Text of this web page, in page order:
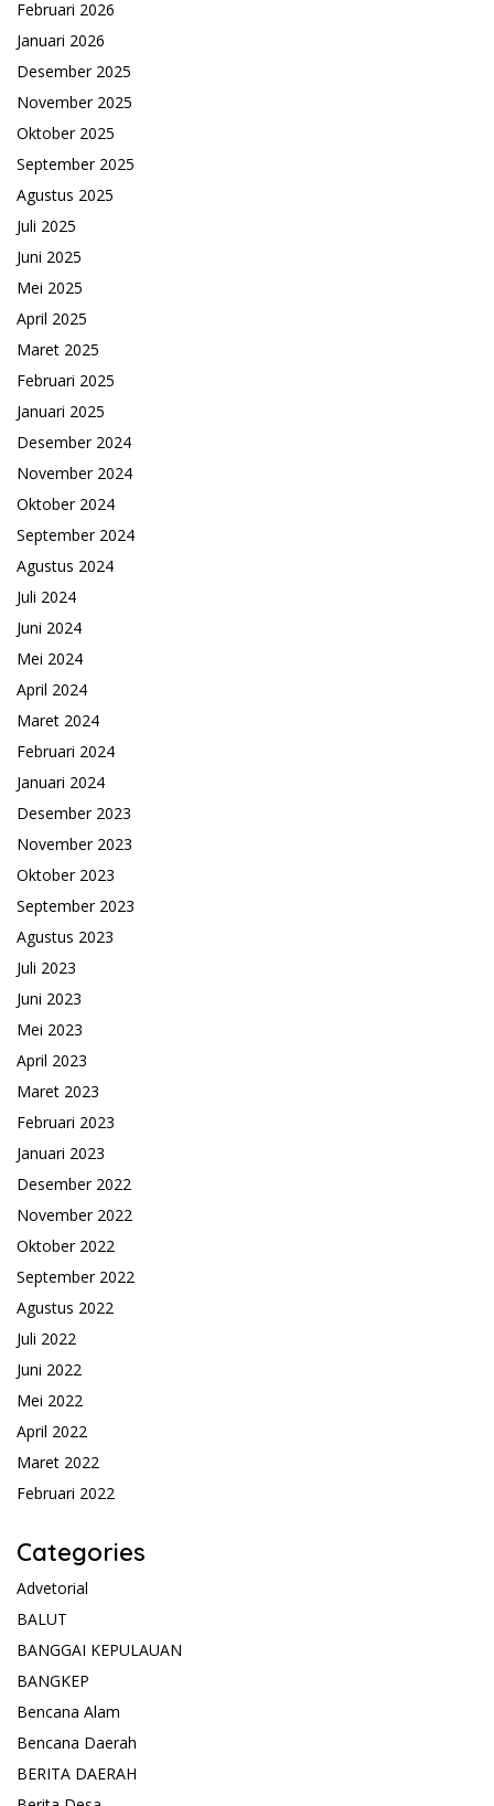
Februari 2026
Januari 2026
Desember 2025
November 2025
Oktober 2025
September 2025
Agustus 2025
Juli 2025
Juni 2025
Mei 2025
April 2025
Maret 2025
Februari 2025
Januari 2025
Desember 2024
November 2024
Oktober 2024
September 2024
Agustus 2024
Juli 2024
Juni 2024
Mei 2024
April 2024
Maret 2024
Februari 2024
Januari 2024
Desember 2023
November 2023
Oktober 2023
September 2023
Agustus 2023
Juli 2023
Juni 2023
Mei 2023
April 2023
Maret 2023
Februari 2023
Januari 2023
Desember 2022
November 2022
Oktober 2022
September 2022
Agustus 2022
Juli 2022
Juni 2022
Mei 2022
April 2022
Maret 2022
Februari 2022
Categories
Advetorial
BALUT
BANGGAI KEPULAUAN
BANGKEP
Bencana Alam
Bencana Daerah
BERITA DAERAH